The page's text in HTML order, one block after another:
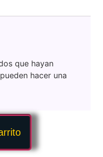
que hayan
hacer una